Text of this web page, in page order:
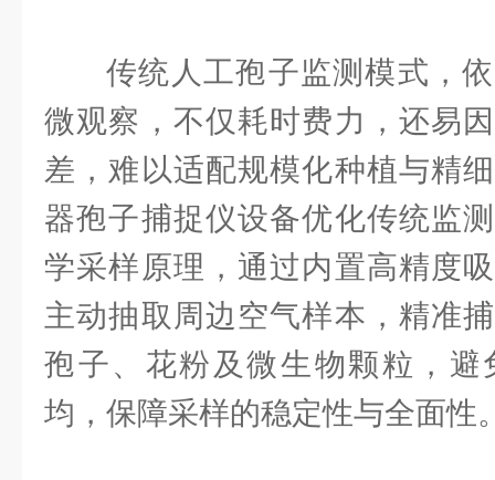
传统人工孢子监测模式，
微观察，不仅耗时费力，还易
差，难以适配规模化种植与精
器孢子捕捉仪设备优化传统监
学采样原理，通过内置高精度
主动抽取周边空气样本，精准
孢子、花粉及微生物颗粒，避
均，保障采样的稳定性与全面性